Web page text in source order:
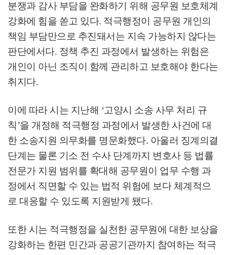
분쟁과 감사 부담을 완화하기 위해 공무원 보호체계
강화에 힘을 쏟고 있다. 적극행정이 공무원 개인의
책임 부담만으로 추진돼서는 지속 가능하지 않다는
판단에서다. 정책 추진 과정에서 발생하는 위험은
개인이 아닌 조직이 함께 관리하고 보호해야 한다는
취지다.
이에 따라 시는 지난해 ‘고양시 소송 사무 처리 규
칙’을 개정해 적극행정 과정에서 발생한 사건에 대
한 소송지원 의무화를 명문화했다. 아울러 징계의결
단계는 물론 기소 전 수사 단계까지 변호사 등 법률
전문가 지원 범위를 확대해 공무원이 업무 수행 과
정에서 직면할 수 있는 법적 위험에 보다 체계적으
로 대응할 수 있도록 지원받게 됐다.
또한 시는 적극행정을 실천한 공무원에 대한 보상을
강화하는 한편 민간과 공공기관까지 참여하는 적극